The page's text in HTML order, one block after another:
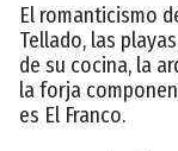
El romanticismo
Tellado, las
de su cocina, la
la forja
es El Franco.